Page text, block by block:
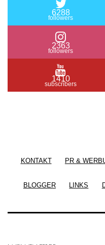
6288
followers
2363
followers
1410
subscribers
KONTAKT PR &
BLOGGER LINKS